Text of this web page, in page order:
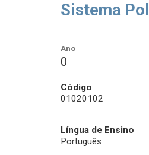
Sistema
Ano
0
Código
01020102
Língua de Ensino
Português